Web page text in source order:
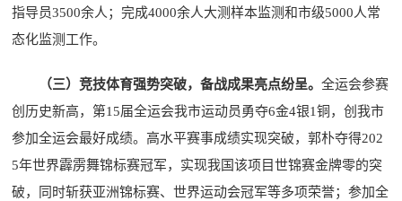
指导员3500余人；完成4000余人大测样本监测和市级5000人常
态化监测工作。
（三）竞技体育强势突破，备战成果亮点纷呈。全运会参赛
创历史新高，第15届全运会我市运动员勇夺6金4银1铜，创我市
参加全运会最好成绩。高水平赛事成绩实现突破，郭朴夺得202
5年世界霹雳舞锦标赛冠军，实现我国该项目世锦赛金牌零的突
破，同时斩获亚洲锦标赛、世界运动会冠军等多项荣誉；参加全